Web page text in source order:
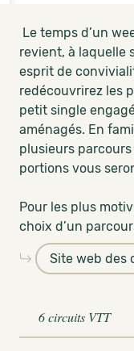
Le temps d’un
revient, à laquelle
esprit de
redécouvrirez les
petit single
aménagés. En
plusieurs
portions vous
Pour les plus
choix d’un
Site web des
6 circuits VTT